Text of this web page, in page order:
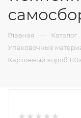
Главная — Каталог
Упаковочные
Картонный короб